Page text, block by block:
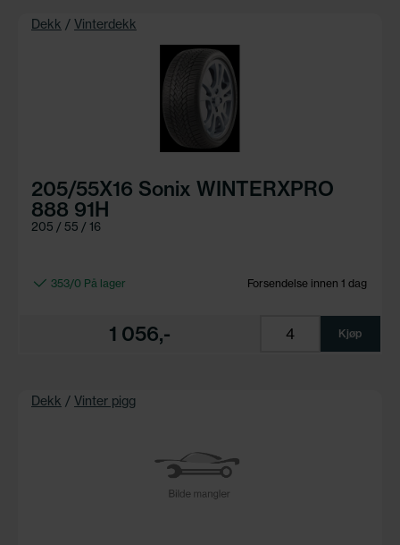
Dekk / Vinterdekk
205/55X16 Sonix WINTERXPRO
888 91H
205 / 55 / 16
353/0 På lager Forsendelse innen 1 dag
1 056,- Kjøp
Dekk / Vinter pigg